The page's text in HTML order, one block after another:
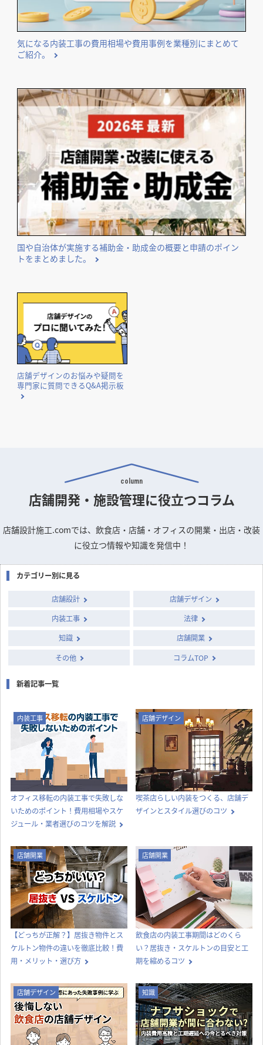
気になる内装工事の費用相場や費用事例を業種別にまとめて
ご紹介。
国や自治体が実施する補助金・助成金の概要と申請のポイン
トをまとめました。
店舗デザインのお悩みや疑問を
専門家に質問できるQ&A掲示板
column
店舗開発・施設管理に役立つコラム
店舗設計施工.comでは、飲食店・店舗・オフィスの開業・出店・改装
に役立つ情報や知識を発信中！
カテゴリー別に見る
店舗設計
店舗デザイン
内装工事
法律
知識
店舗開業
その他
コラムTOP
新着記事一覧
内装工事
オフィス移転の内装工事で失敗しな
いためのポイント！費用相場やスケ
ジュール・業者選びのコツを解説
店舗デザイン
喫茶店らしい内装をつくる、店舗デ
ザインとスタイル選びのコツ
店舗開業
【どっちが正解？】居抜き物件とス
ケルトン物件の違いを徹底比較！費
用・メリット・選び方
店舗開業
飲食店の内装工事期間はどのくら
い？居抜き・スケルトンの目安と工
期を縮めるコツ
店舗デザイン 知識